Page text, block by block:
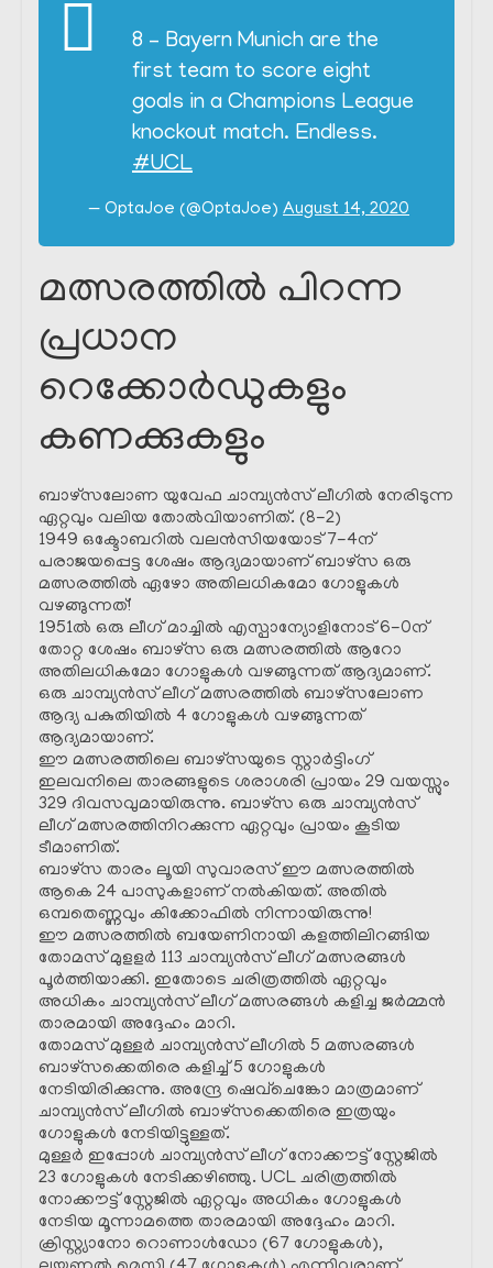
8 – Bayern Munich are the
first team to score eight
goals in a Champions League
knockout match. Endless.
#UCL
— OptaJoe (@OptaJoe) August 14, 2020
മത്സരത്തിൽ പിറന്ന
പ്രധാന
റെക്കോർഡുകളും
കണക്കുകളും
ബാഴ്സലോണ യുവേഫ ചാമ്പ്യൻസ് ലീഗിൽ നേരിടുന്ന
ഏറ്റവും വലിയ തോൽവിയാണിത്. (8-2)
1949 ഒക്ടോബറിൽ വലൻസിയയോട് 7-4ന്
പരാജയപ്പെട്ട ശേഷം ആദ്യമായാണ് ബാഴ്സ ഒരു
മത്സരത്തിൽ ഏഴോ അതിലധികമോ ഗോളുകൾ
വഴങ്ങുന്നത്!
1951ൽ ഒരു ലീഗ് മാച്ചിൽ എസ്പാന്യോളിനോട് 6-0ന്
തോറ്റ ശേഷം ബാഴ്സ ഒരു മത്സരത്തിൽ ആറോ
അതിലധികമോ ഗോളുകൾ വഴങ്ങുന്നത് ആദ്യമാണ്.
ഒരു ചാമ്പ്യൻസ് ലീഗ് മത്സരത്തിൽ ബാഴ്സലോണ
ആദ്യ പകുതിയിൽ 4 ഗോളുകൾ വഴങ്ങുന്നത്
ആദ്യമായാണ്.
ഈ മത്സരത്തിലെ ബാഴ്സയുടെ സ്റ്റാർട്ടിംഗ്
ഇലവനിലെ താരങ്ങളുടെ ശരാശരി പ്രായം 29 വയസ്സും
329 ദിവസവുമായിരുന്നു. ബാഴ്സ ഒരു ചാമ്പ്യൻസ്
ലീഗ് മത്സരത്തിനിറക്കുന്ന ഏറ്റവും പ്രായം കൂടിയ
ടീമാണിത്.
ബാഴ്സ താരം ലൂയി സുവാരസ് ഈ മത്സരത്തിൽ
ആകെ 24 പാസുകളാണ് നൽകിയത്. അതിൽ
ഒമ്പതെണ്ണവും കിക്കോഫിൽ നിന്നായിരുന്നു!
ഈ മത്സരത്തിൽ ബയേണിനായി കളത്തിലിറങ്ങിയ
തോമസ് മുളളർ 113 ചാമ്പ്യൻസ് ലീഗ് മത്സരങ്ങൾ
പൂർത്തിയാക്കി. ഇതോടെ ചരിത്രത്തിൽ ഏറ്റവും
അധികം ചാമ്പ്യൻസ് ലീഗ് മത്സരങ്ങൾ കളിച്ച ജർമ്മൻ
താരമായി അദ്ദേഹം മാറി.
തോമസ് മുള്ളർ ചാമ്പ്യൻസ് ലീഗിൽ 5 മത്സരങ്ങൾ
ബാഴ്സക്കെതിരെ കളിച്ച് 5 ഗോളുകൾ
നേടിയിരിക്കുന്നു. അന്ദ്രേ ഷെവ്ചെങ്കോ മാത്രമാണ്
ചാമ്പ്യൻസ് ലീഗിൽ ബാഴ്സക്കെതിരെ ഇത്രയും
ഗോളുകൾ നേടിയിട്ടുള്ളത്.
മുള്ളർ ഇപ്പോൾ ചാമ്പ്യൻസ് ലീഗ് നോക്കൗട്ട് സ്റ്റേജിൽ
23 ഗോളുകൾ നേടിക്കഴിഞ്ഞു. UCL ചരിത്രത്തിൽ
നോക്കൗട്ട് സ്റ്റേജിൽ ഏറ്റവും അധികം ഗോളുകൾ
നേടിയ മൂന്നാമത്തെ താരമായി അദ്ദേഹം മാറി.
ക്രിസ്റ്റ്യാനോ റൊണാൾഡോ (67 ഗോളുകൾ),